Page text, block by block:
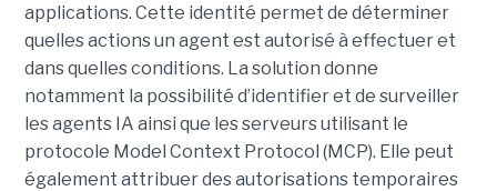
applications. Cette identité permet de déterminer
quelles actions un agent est autorisé à effectuer et
dans quelles conditions. La solution donne
notamment la possibilité d’identifier et de surveiller
les agents IA ainsi que les serveurs utilisant le
protocole Model Context Protocol (MCP). Elle peut
également attribuer des autorisations temporaires